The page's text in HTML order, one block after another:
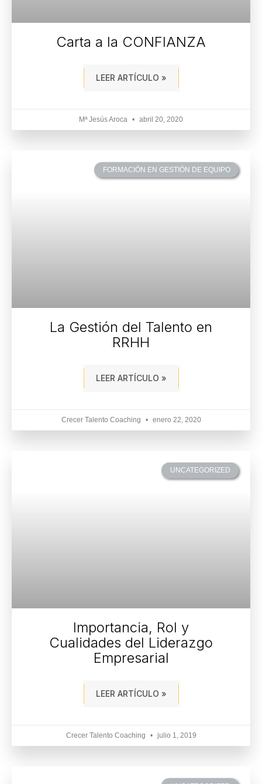
Carta a la CONFIANZA
LEER ARTÍCULO »
Mª Jesús Aroca abril 20, 2020
FORMACIÓN EN GESTIÓN DE EQUIPO
La Gestión del Talento en
RRHH
LEER ARTÍCULO »
Crecer Talento Coaching enero 22, 2020
UNCATEGORIZED
Importancia, Rol y
Cualidades del Liderazgo
Empresarial
LEER ARTÍCULO »
Crecer Talento Coaching julio 1, 2019